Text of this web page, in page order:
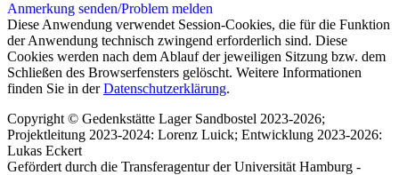
Anmerkung senden/Problem melden
Diese Anwendung verwendet Session-Cookies, die für die Funktion
der Anwendung technisch zwingend erforderlich sind. Diese
Cookies werden nach dem Ablauf der jeweiligen Sitzung bzw. dem
Schließen des Browserfensters gelöscht. Weitere Informationen
finden Sie in derDatenschutzerklärung.
Copyright © Gedenkstätte Lager Sandbostel 2023-2026;
Projektleitung 2023-2024: Lorenz Luick; Entwicklung 2023-2026:
Lukas Eckert
Gefördert durch die Transferagentur der Universität Hamburg -